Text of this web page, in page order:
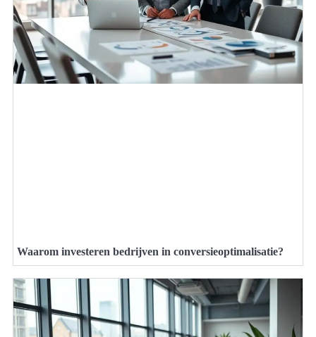
Waarom investeren bedrijven in conversieoptimalisatie?